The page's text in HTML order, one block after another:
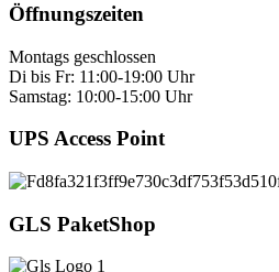
Öffnungszeiten
Montags geschlossen
Di bis Fr: 11:00-19:00 Uhr
Samstag: 10:00-15:00 Uhr
UPS Access Point
GLS PaketShop